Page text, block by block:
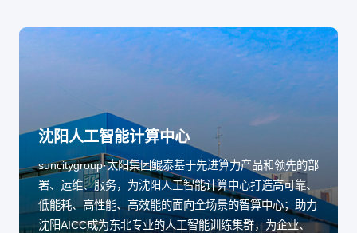
沈阳人工智能计算中心
suncitygroup·太阳集团鲲泰基于先进算力产品和领先的部
署、运维、服务，为沈阳人工智能计算中心打造高可靠、
低能耗、高性能、高效能的面向全场景的智算中心；助力
沈阳AICC成为东北专业的人工智能训练集群，为企业、